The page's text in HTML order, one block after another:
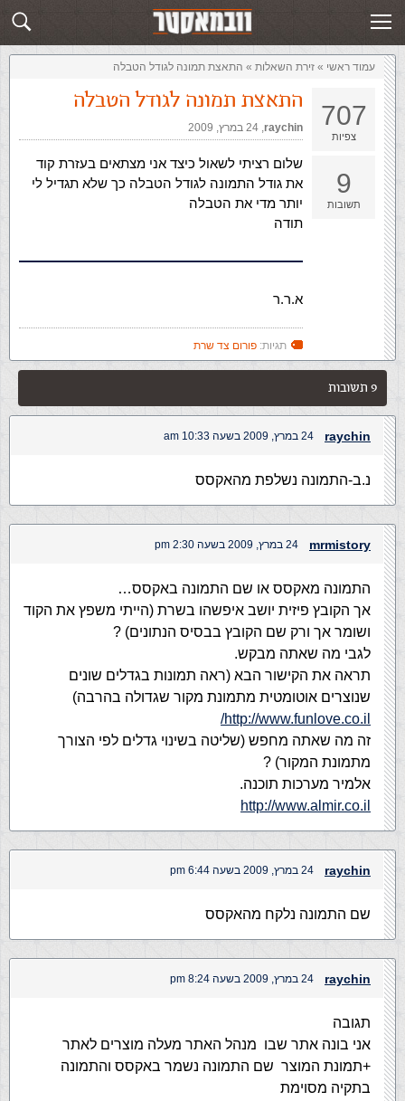
שלח תשובה זירת השאלות
עמוד ראשי » ‏זירת השאלות‏ » התאצת תמונה לגודל הטבלה
707
צפיות
9
תשובות
התאצת תמונה לגודל הטבלה
raychin
,‏ 24 במרץ, 2009
שלום רציתי לשאול כיצד אני מצתאים בעזרת קוד
את גודל התמונה לגודל הטבלה כך שלא תגדיל לי
יותר מדי את הטבלה
תודה
א.ר.ר
תגיות: פורום צד שרת
9 תשובות
raychin 24 במרץ, 2009 בשעה 10:33 am
נ.ב-התמונה נשלפת מהאקסס
mrmistory 24 במרץ, 2009 בשעה 2:30 pm
התמונה מאקסס או שם התמונה באקסס…
אך הקובץ פיזית יושב איפשהו בשרת (הייתי משפץ את הקוד
ושומר אך ורק שם הקובץ בבסיס הנתונים) ?
לגבי מה שאתה מבקש.
תראה את הקישור הבא (ראה תמונות בגדלים שונים
שנוצרים אוטומטית מתמונת מקור שגדולה בהרבה)
http://www.funlove.co.il/
זה מה שאתה מחפש (שליטה בשינוי גדלים לפי הצורך
מתמונת המקור) ?
אלמיר מערכות תוכנה.
http://www.almir.co.il
raychin 24 במרץ, 2009 בשעה 6:44 pm
שם התמונה נלקח מהאקסס
raychin 24 במרץ, 2009 בשעה 8:24 pm
תגובה
אני בונה אתר שבו מנהל האתר מעלה מוצרים לאתר
+תמונת המוצר שם התמונה נשמר באקסס והתמונה
בתקיה מסוימת